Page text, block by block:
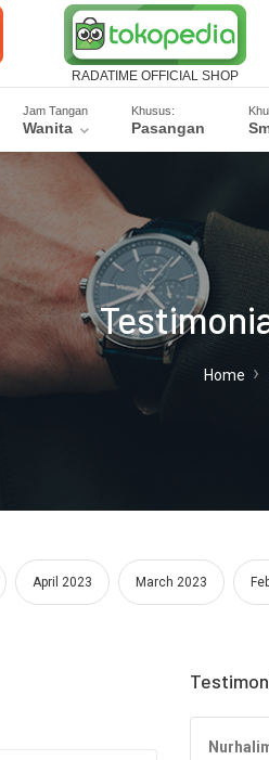
RADATIME OFFICIAL SHOP
Jam Tangan
Wanita
Khusus:
Pasangan
Home
April 2023 March 2023